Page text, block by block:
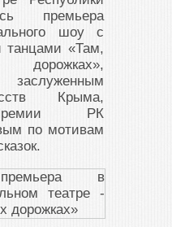
премьера
шоу с
танцами «Там,
Крыма,
РК
по мотивам